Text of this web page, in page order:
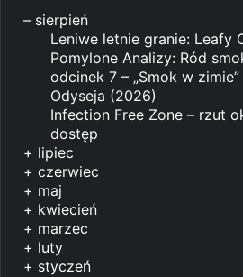
– sierpień
Leniwe letnie granie: Leafy
Pomylone Analizy: Ród
odcinek 7 – „Smok w zimie”
Odyseja (2026)
Infection Free Zone – rzut
dostęp
+ lipiec
+ czerwiec
+ maj
+ kwiecień
+ marzec
+ luty
+ styczeń